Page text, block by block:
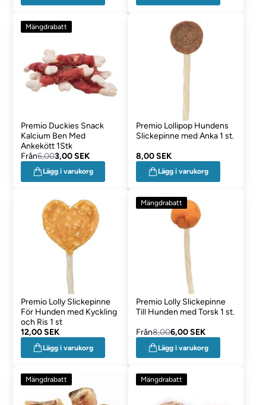
Mängdrabatt
Premio Duckies Snack
Kalcium Ben Med
Ankekött 1Stk
Från6,003,00 SEK
Lägg i varukorg
Premio Lollipop Hundens
Slickepinne med Anka 1 st.
8,00 SEK
Lägg i varukorg
Premio Lolly Slickepinne
För Hunden med Kyckling
och Ris 1 st
12,00 SEK
Lägg i varukorg
Mängdrabatt
Premio Lolly Slickepinne
Till Hunden med Torsk 1 st.
Från8,006,00 SEK
Lägg i varukorg
Mängdrabatt Mängdrabatt